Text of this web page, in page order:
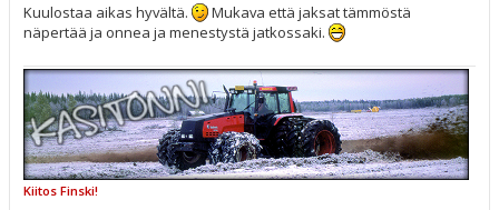
Kuulostaa aikas hyvältä.
Mukava että jaksat tämmöstä
näpertää ja onnea ja menestystä jatkossaki.
Kiitos Finski!